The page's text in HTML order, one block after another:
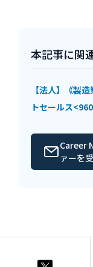
本記事に関
【法人】《製
トセールス
Career
ァーを